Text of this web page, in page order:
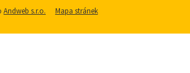
Andweb s.r.o. Mapa stránek